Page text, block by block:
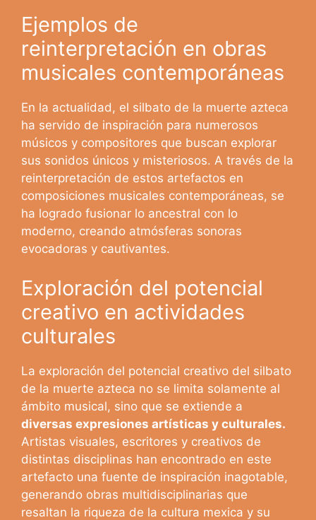
Ejemplos de
reinterpretación en obras
musicales contemporáneas
En la actualidad, el silbato de la muerte azteca
ha servido de inspiración para numerosos
músicos y compositores que buscan explorar
sus sonidos únicos y misteriosos. A través de la
reinterpretación de estos artefactos en
composiciones musicales contemporáneas, se
ha logrado fusionar lo ancestral con lo
moderno, creando atmósferas sonoras
evocadoras y cautivantes.
Exploración del potencial
creativo en actividades
culturales
La exploración del potencial creativo del silbato
de la muerte azteca no se limita solamente al
ámbito musical, sino que se extiende a
diversas expresiones artísticas y culturales.
Artistas visuales, escritores y creativos de
distintas disciplinas han encontrado en este
artefacto una fuente de inspiración inagotable,
generando obras multidisciplinarias que
resaltan la riqueza de la cultura mexica y su